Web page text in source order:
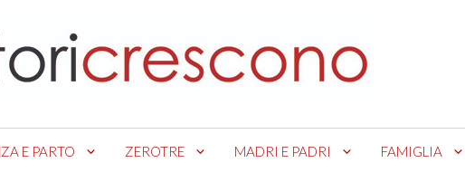
E PARTO ZEROTRE MADRI E PADRI FAMIGLIA